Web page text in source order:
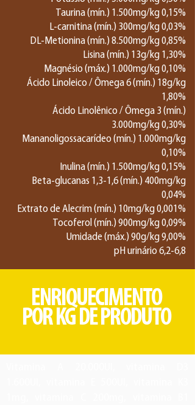
Taurina (mín.) 1.500mg/kg 0,15%
L-carnitina (mín.) 300mg/kg 0,03%
DL-Metionina (mín.) 8.500mg/kg 0,85%
Lisina (mín.) 13g/kg 1,30%
Magnésio (máx.) 1.000mg/kg 0,10%
Ácido Linoleico / Ômega 6 (mín.) 18g/kg
1,80%
Ácido Linolênico / Ômega 3 (mín.)
3.000mg/kg 0,30%
Mananoligossacarídeo (mín.) 1.000mg/kg
0,10%
Inulina (mín.) 1.500mg/kg 0,15%
Beta-glucanas 1,3-1,6 (mín.) 400mg/kg
0,04%
Extrato de Alecrim (mín.) 10mg/kg 0,001%
Tocoferol (mín.) 900mg/kg 0,09%
Umidade (máx.) 90g/kg 9,00%
pH urinário 6,2-6,8
ENRIQUECIMENTO
POR KG DE PRODUTO